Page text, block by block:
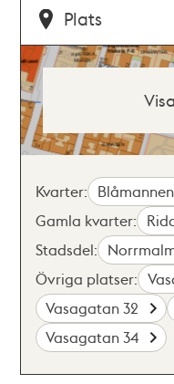
Plats
Kvarter:
Gamla kvarter:
Stadsdel:
Övriga platser:
Vasagatan 32
Vasagatan 34